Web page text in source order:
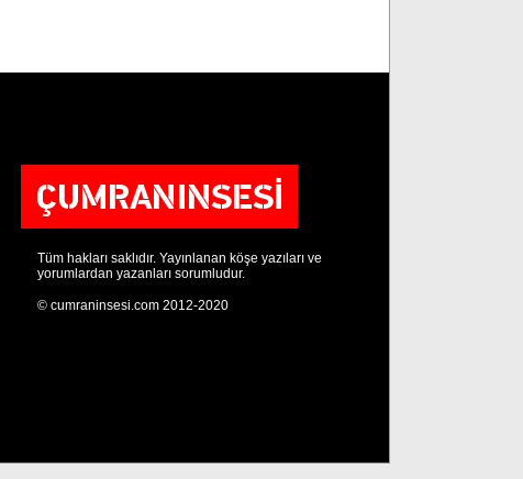
Tüm hakları saklıdır. Yayınlanan köşe yazıları ve
yorumlardan yazanları sorumludur.
© cumraninsesi.com 2012-2020